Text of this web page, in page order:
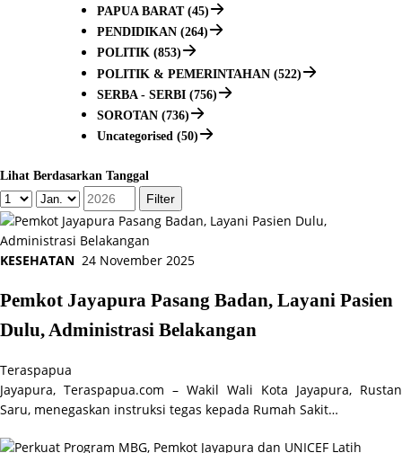
PAPUA BARAT (45)
PENDIDIKAN (264)
POLITIK (853)
POLITIK & PEMERINTAHAN (522)
SERBA - SERBI (756)
SOROTAN (736)
Uncategorised (50)
Lihat Berdasarkan Tanggal
KESEHATAN 24 November 2025
Pemkot Jayapura Pasang Badan, Layani Pasien
Dulu, Administrasi Belakangan
Teraspapua
Jayapura, Teraspapua.com – Wakil Wali Kota Jayapura, Rustan
Saru, menegaskan instruksi tegas kepada Rumah Sakit…